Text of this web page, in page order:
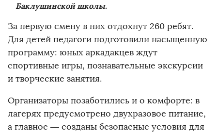
Баклушинской школы.
За первую смену в них отдохнут 260 ребят.
Для детей педагоги подготовили насыщенную
программу: юных аркадакцев ждут
спортивные игры, познавательные экскурсии
и творческие занятия.
Организаторы позаботились и о комфорте: в
лагерях предусмотрено двухразовое питание,
а главное — созданы безопасные условия для